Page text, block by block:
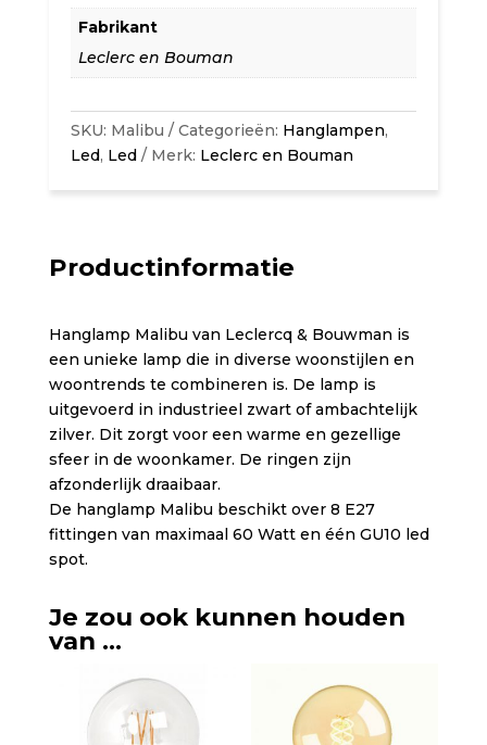
Fabrikant
Leclerc en Bouman
SKU: Malibu Categorieën: Hanglampen,
Led, Led Merk: Leclerc en Bouman
Productinformatie
Hanglamp Malibu van Leclercq & Bouwman is
een unieke lamp die in diverse woonstijlen en
woontrends te combineren is. De lamp is
uitgevoerd in industrieel zwart of ambachtelijk
zilver. Dit zorgt voor een warme en gezellige
sfeer in de woonkamer. De ringen zijn
afzonderlijk draaibaar.
De hanglamp Malibu beschikt over 8 E27
fittingen van maximaal 60 Watt en één GU10 led
spot.
Je zou ook kunnen houden
van …